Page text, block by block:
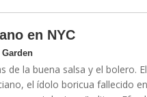
en NYC
de la buena salsa y el bolero. El
el ídolo boricua fallecido